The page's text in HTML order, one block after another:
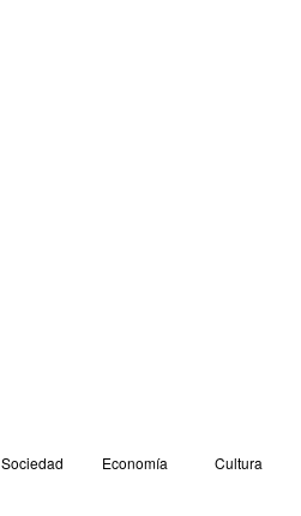
Sociedad Economía Cultura